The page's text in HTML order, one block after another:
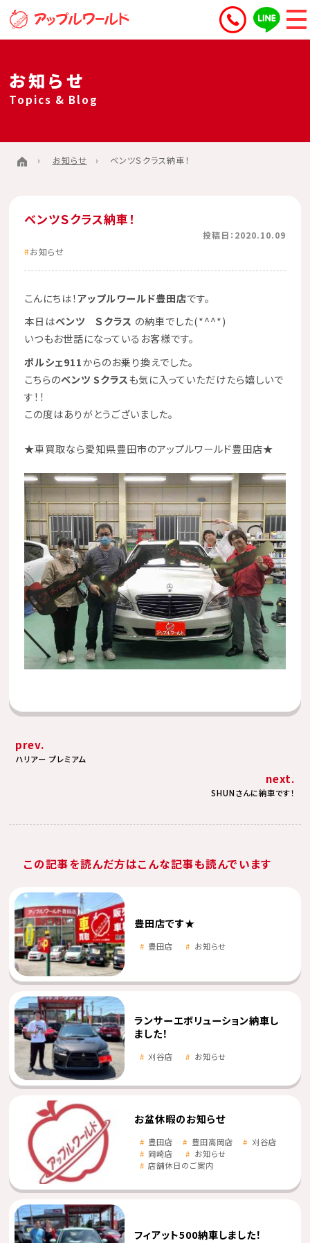
お知らせ
Topics & Blog
お知らせ ベンツＳクラス納車！
ベンツＳクラス納車！
投稿日：2020.10.09
お知らせ
こんにちは！アップルワールド豊田店です。
本日はベンツ Ｓクラス の納車でした(*^^*)
いつもお世話になっているお客様です。
ポルシェ911からのお乗り換えでした。
こちらのベンツ Sクラスも気に入っていただけたら嬉しいで
す！！
この度はありがとうございました。
★車買取なら愛知県豊田市のアップルワールド豊田店★
prev.
ハリアー プレミアム
next.
SHUNさんに納車です！
この記事を読んだ方はこんな記事も読んでいます
豊田店です★
豊田店 お知らせ
ランサーエボリューション納車し
ました！
刈谷店 お知らせ
お盆休暇のお知らせ
豊田店 豊田高岡店
刈谷店
岡崎店
お知らせ
店舗休日のご案内
フィアット500納車しました！